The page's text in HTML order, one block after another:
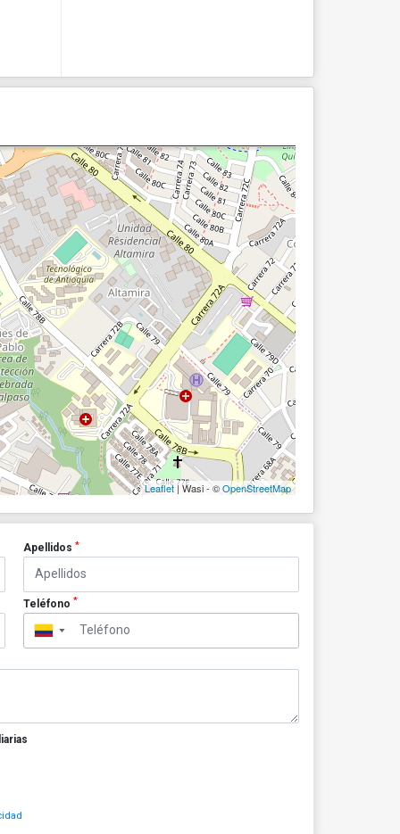
Leaflet| Wasi - ©OpenStreetMap
Apellidos *
Teléfono *
▼